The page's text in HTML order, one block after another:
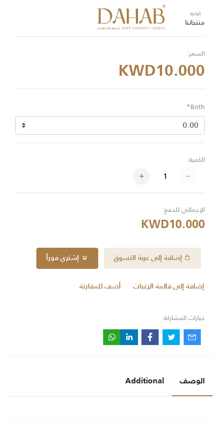
الباعة:
منتجاتنا
السعر:
KWD10.000
Both
*
الكمية:
الإجمالي للدفع:
KWD10.000
إضافة إلى عربة التسوق إشتري فوراً
إضافة إلى قائمة الرغبات أضف للمقارنة
خيارات المشاركة:
الوصف Additional